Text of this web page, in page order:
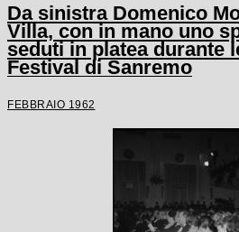
Da sinistra Domenico
Villa, con in mano uno
seduti in platea durante
Festival di Sanremo
FEBBRAIO 1962